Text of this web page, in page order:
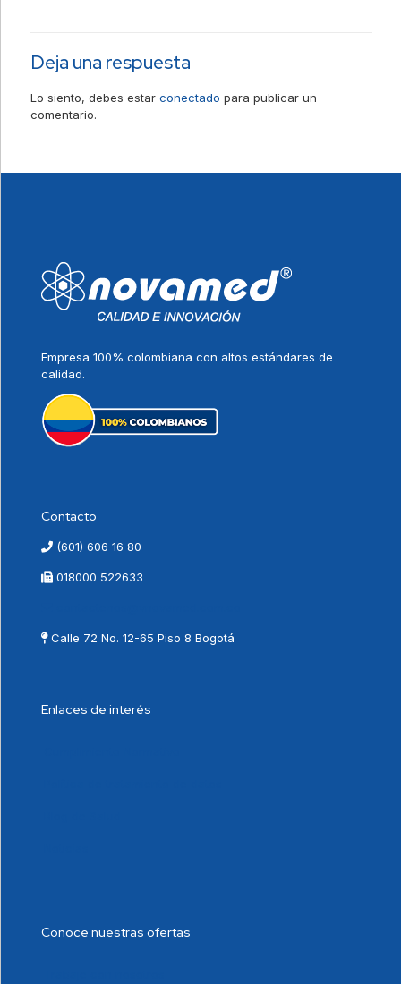
Deja una respuesta
Lo siento, debes estar conectado para publicar un
comentario.
Empresa 100% colombiana con altos estándares de
calidad.
Contacto
(601) 606 16 80
018000 522633
Calle 72 No. 12-65 Piso 8 Bogotá
Enlaces de interés
Conoce nuestras ofertas